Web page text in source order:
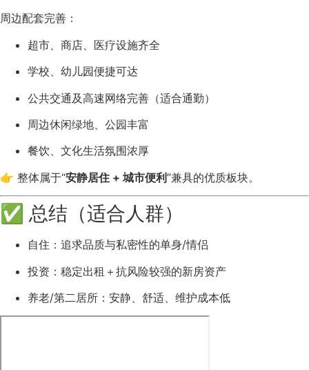
周边配套完善：
超市、商店、医疗设施齐全
学校、幼儿园便捷可达
公共交通及高速网络完善（适合通勤）
周边休闲绿地、公园丰富
餐饮、文化生活氛围浓厚
👉 整体属于“安静居住 + 城市便利”兼具的优质板块。
✅ 总结（适合人群）
自住：追求品质与私密性的单身/情侣
投资：稳定出租＋抗风险较强的新房资产
养老/第二居所：安静、舒适、维护成本低